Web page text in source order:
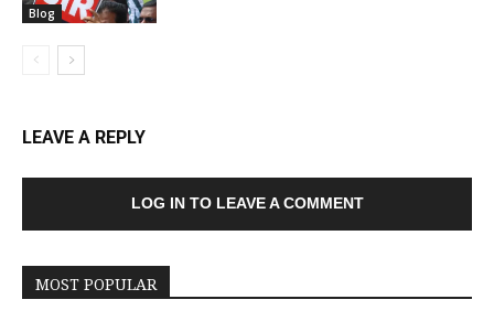
Blog
LEAVE A REPLY
LOG IN TO LEAVE A COMMENT
MOST POPULAR